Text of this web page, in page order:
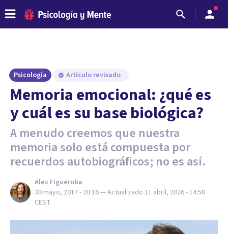
Psicología Artículo revisado
Memoria emocional: ¿qué es
y cuál es su base biológica?
A menudo creemos que nuestra
memoria solo está compuesta por
recuerdos autobiográficos; no es así.
Alex Figueroba
30 mayo, 2017 - 20:16— Actualizado 11 abril, 2026 - 14:58
CEST